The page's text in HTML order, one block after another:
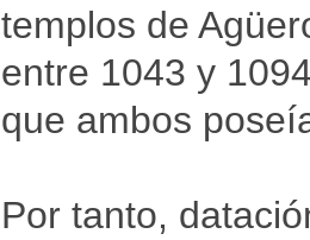
templos de
entre 1043 y
que ambos
Por tanto,